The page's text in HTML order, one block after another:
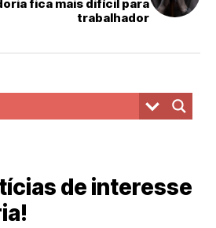
fica mais difícil para
trabalhador
de interesse